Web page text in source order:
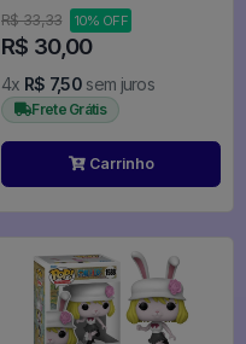
R$ 33,33 10% OFF
R$ 30,00
4x R$ 7,50 sem juros
Frete Grátis
Carrinho